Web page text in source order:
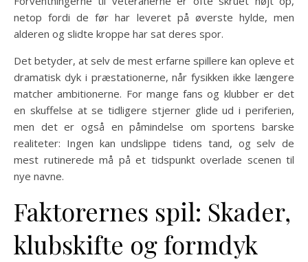
netop fordi de før har leveret på øverste hylde, men
alderen og slidte kroppe har sat deres spor.
Det betyder, at selv de mest erfarne spillere kan opleve et
dramatisk dyk i præstationerne, når fysikken ikke længere
matcher ambitionerne. For mange fans og klubber er det
en skuffelse at se tidligere stjerner glide ud i periferien,
men det er også en påmindelse om sportens barske
realiteter: Ingen kan undslippe tidens tand, og selv de
mest rutinerede må på et tidspunkt overlade scenen til
nye navne.
Faktorernes spil: Skader,
klubskifte og formdyk